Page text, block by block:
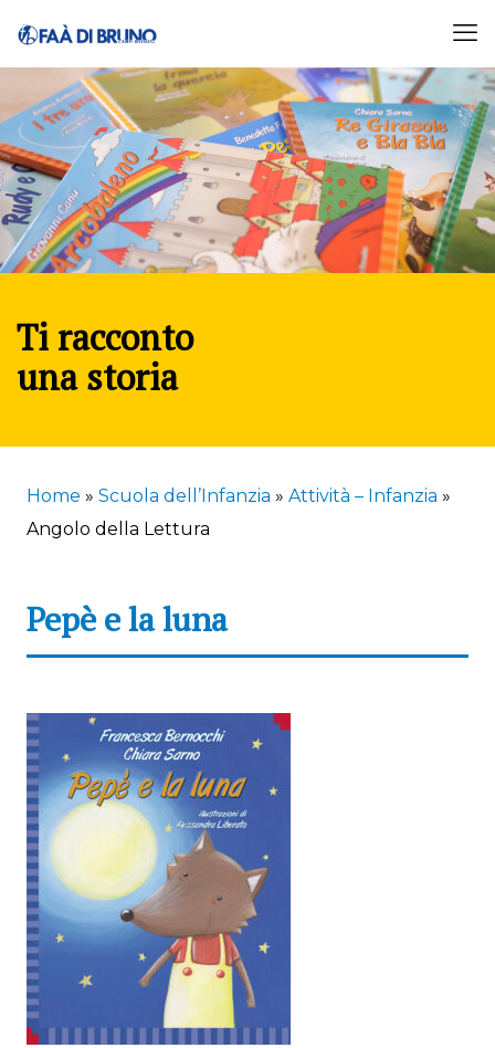
Ti racconto
una storia
Home » Scuola dell’Infanzia » Attività – Infanzia »
Angolo della Lettura
Pepè e la luna